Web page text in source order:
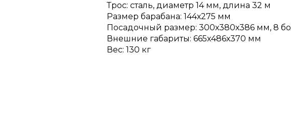
Трос: сталь, диаметр 14 мм, длина 32 м
Размер барабана: 144х275 мм
Посадочный размер: 300х380х386 мм, 8
Внешние габариты: 665х486х370 мм
Вес: 130 кг